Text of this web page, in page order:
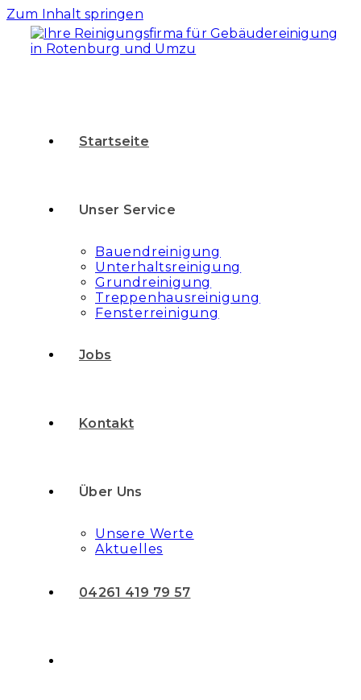
Zum Inhalt springen
Startseite
Unser Service
Bauendreinigung
Unterhaltsreinigung
Grundreinigung
Treppenhausreinigung
Fensterreinigung
Jobs
Kontakt
Über Uns
Unsere Werte
Aktuelles
04261 419 79 57